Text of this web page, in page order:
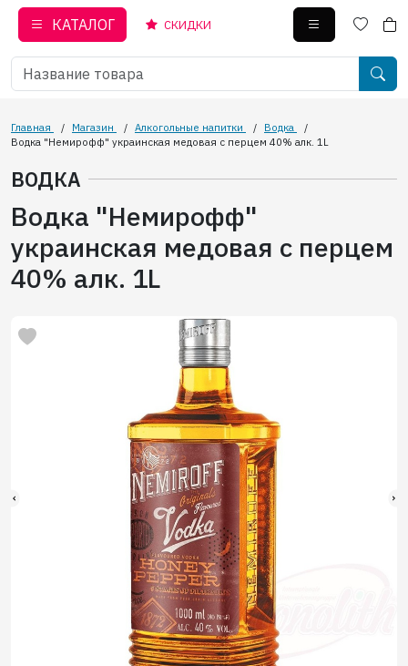
КАТАЛОГ СКИДКИ
Главная / Магазин / Алкогольные напитки / Водка
/
Водка "Немирофф" украинская медовая с перцем 40% алк. 1L
ВОДКА
Водка "Немирофф"
украинская медовая с перцем
40% алк. 1L